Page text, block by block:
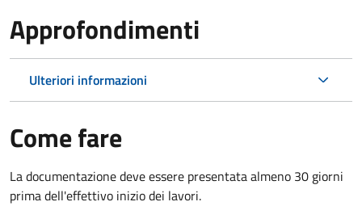
Approfondimenti
Ulteriori informazioni
Come fare
La documentazione deve essere presentataalmeno 30 giorni
prima dell'effettivo inizio dei lavori.